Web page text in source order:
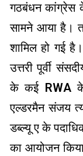
गठबंधन कांग्रेस
सामने आया है।
शामिल हो गई
उत्तरी पूर्वी
के कई RWA के
एल्डरमैन संजय
डब्ल्यू ए के
का आयोजन